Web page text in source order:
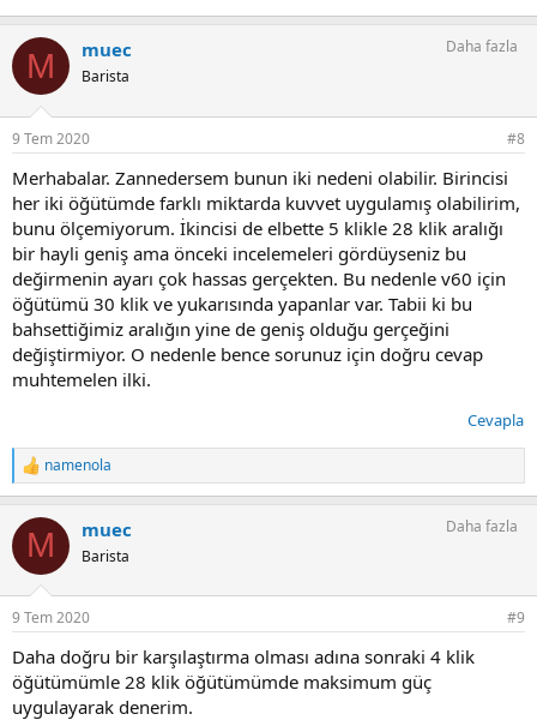
M muec
Barista
Daha fazla
9 Tem 2020 #8
Merhabalar. Zannedersem bunun iki nedeni olabilir. Birincisi
her iki öğütümde farklı miktarda kuvvet uygulamış olabilirim,
bunu ölçemiyorum. İkincisi de elbette 5 klikle 28 klik aralığı
bir hayli geniş ama önceki incelemeleri gördüyseniz bu
değirmenin ayarı çok hassas gerçekten. Bu nedenle v60 için
öğütümü 30 klik ve yukarısında yapanlar var. Tabii ki bu
bahsettiğimiz aralığın yine de geniş olduğu gerçeğini
değiştirmiyor. O nedenle bence sorunuz için doğru cevap
muhtemelen ilki.
Cevapla
T
e
k
l
namenola
M muec
Barista
Daha fazla
9 Tem 2020 #9
Daha doğru bir karşılaştırma olması adına sonraki 4 klik
öğütümümle 28 klik öğütümümde maksimum güç
uygulayarak denerim.